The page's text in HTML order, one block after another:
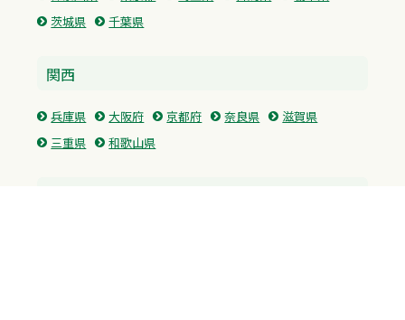
茨城県
千葉県
関西
兵庫県 大阪府 京都府 奈良県
滋賀県
三重県
和歌山県